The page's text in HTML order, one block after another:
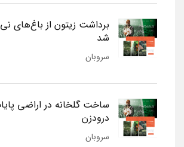
برداشت زیتون از باغ‌های
شد
سروبان
ساخت گلخانه در اراضی
درودزن
سروبان